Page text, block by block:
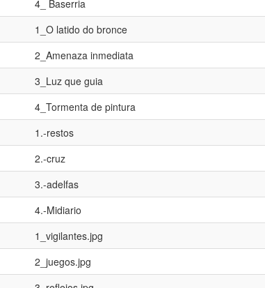
4_ Baserria
1_O latido do bronce
2_Amenaza inmediata
3_Luz que guia
4_Tormenta de pintura
1.-restos
2.-cruz
3.-adelfas
4.-Midiario
1_vigilantes.jpg
2_juegos.jpg